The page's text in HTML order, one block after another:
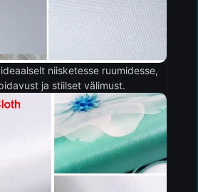
niisketesse ruumidesse,
ja stiilset välimust.